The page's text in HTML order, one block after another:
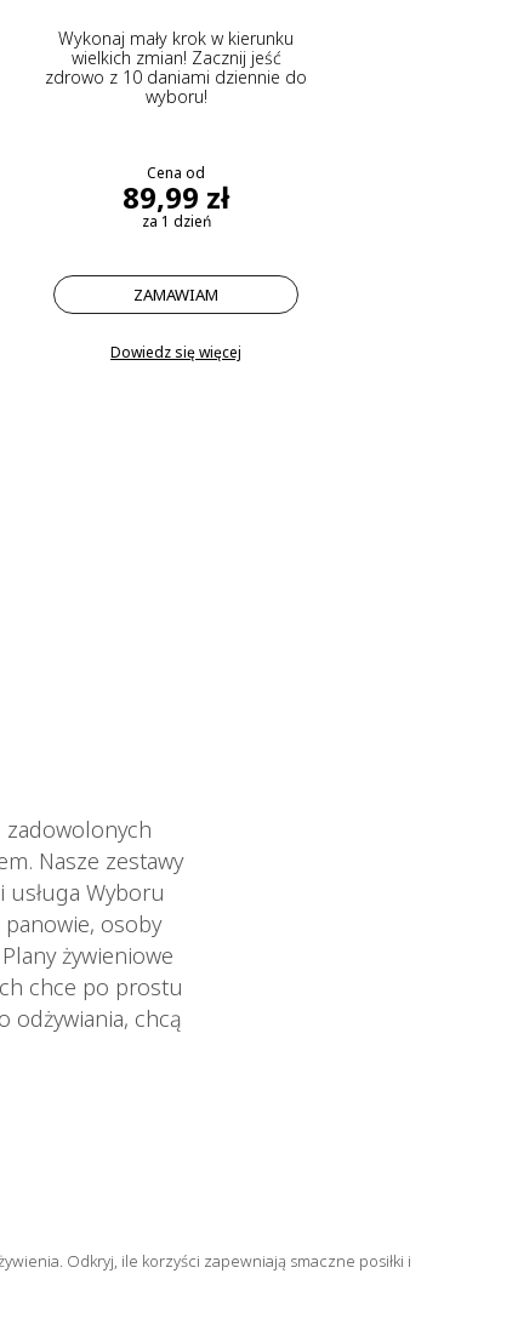
Wykonaj mały krok w kierunku
wielkich zmian! Zacznij jeść
zdrowo z 10 daniami dziennie do
wyboru!
Cena od
89,99 zł
za 1 dzień
ZAMAWIAM
Dowiedz się więcej
zadowolonych
Nasze zestawy
usługa Wyboru
osoby
żywieniowe
chce po prostu
odżywiania, chcą
Odkryj, ile korzyści zapewniają smaczne posiłki i